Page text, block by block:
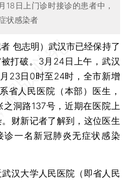
18日上门诊时接诊的患者中，
状感染者
包志明） 武汉市已经保持了
被打破。3月24日上午，武汉
23日0时至24时，全市新增
省人民医院（本部）医生，
洞路137号，近期在医院上
财新记者了解到，这位医生
诊一名新冠肺炎无症状感染
大学人民医院（即省人民